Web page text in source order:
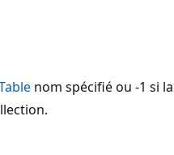
nom spécifié ou -1 si la